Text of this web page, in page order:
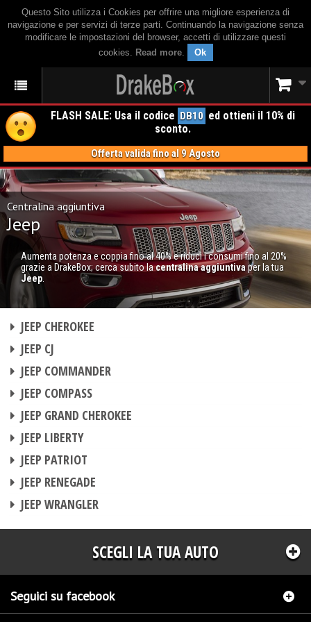
Questo Sito utilizza i Cookies per offrire una migliore esperienza di
navigazione e per servizi di terze parti. Continuando la navigazione senza
modificare le impostazioni del browser, accetti di utilizzare questi
cookies. Read more. Ok
FLASH SALE: Usa il codice DB10 ed ottieni il 10% di
sconto.
Offerta valida fino al 9 Agosto
Centralina aggiuntiva
Jeep
Aumenta potenza e coppia fino al 40% e riduci i consumi fino al 20%
grazie a DrakeBox; cerca subito lacentralina aggiuntivaper la tua
Jeep
JEEP CHEROKEE
JEEP CJ
JEEP COMMANDER
JEEP COMPASS
JEEP GRAND CHEROKEE
JEEP LIBERTY
JEEP PATRIOT
JEEP RENEGADE
JEEP WRANGLER
SCEGLI LA TUA AUTO
Seguici su facebook